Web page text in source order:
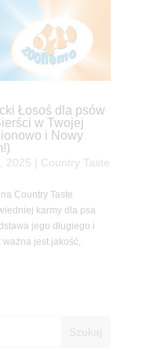
Łosoś dla psów
w Twojej
i Nowy
2025 Country Taste
Country Taste
karmy dla psa
jego długiego i
jest jakość,